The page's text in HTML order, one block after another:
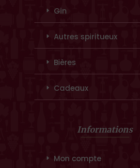
Gin
Autres spiritueux
Bières
Cadeaux
Informations
Mon compte